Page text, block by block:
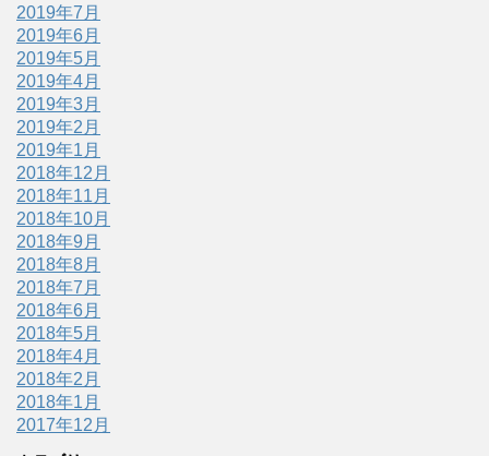
2019年7月
2019年6月
2019年5月
2019年4月
2019年3月
2019年2月
2019年1月
2018年12月
2018年11月
2018年10月
2018年9月
2018年8月
2018年7月
2018年6月
2018年5月
2018年4月
2018年2月
2018年1月
2017年12月